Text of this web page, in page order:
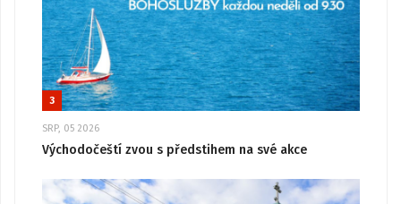
3
SRP, 05 2026
Východočeští zvou s předstihem na své akce